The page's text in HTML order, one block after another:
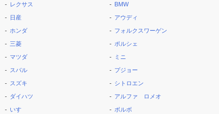
レクサス
日産
ホンダ
三菱
マツダ
スバル
スズキ
ダイハツ
いすゞ
BMW
アウディ
フォルクスワーゲン
ポルシェ
ミニ
プジョー
シトロエン
アルファ ロメオ
ボルボ